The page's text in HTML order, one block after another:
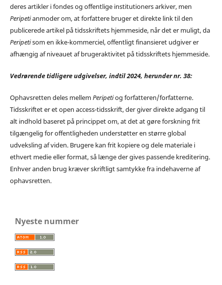
deres artikler i fondes og offentlige institutioners arkiver, men
Peripetianmoder om, at forfattere bruger et direkte link til den
publicerede artikel på tidsskriftets hjemmeside, når det er muligt, da
Peripetisom en ikke-kommerciel, offentligt finansieret udgiver er
afhængig af niveauet af brugeraktivitet på tidsskriftets hjemmeside.
Vedrørende tidligere udgivelser, indtil 2024, herunder nr. 38:
Ophavsretten deles mellemPeripetiog forfatteren/forfatterne.
Tidsskriftet er et open access-tidsskrift, der giver direkte adgang til
alt indhold baseret på princippet om, at det at gøre forskning frit
tilgængelig for offentligheden understøtter en større global
udveksling af viden. Brugere kan frit kopiere og dele materiale i
ethvert medie eller format, så længe der gives passende kreditering.
Enhver anden brug kræver skriftligt samtykke fra indehaverne af
ophavsretten.
Nyeste nummer